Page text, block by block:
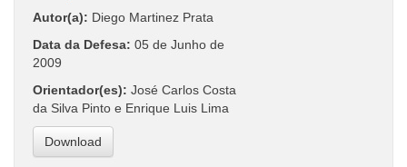
Autor(a): Diego Martinez Prata
Data da Defesa: 05 de Junho de
2009
Orientador(es): José Carlos Costa
da Silva Pinto e Enrique Luis Lima
Download